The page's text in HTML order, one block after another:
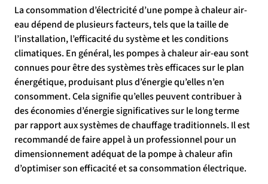
La consommation d’électricité d’une pompe à chaleur air-
eau dépend de plusieurs facteurs, tels que la taille de
l’installation, l’efficacité du système et les conditions
climatiques. En général, les pompes à chaleur air-eau sont
connues pour être des systèmes très efficaces sur le plan
énergétique, produisant plus d’énergie qu’elles n’en
consomment. Cela signifie qu’elles peuvent contribuer à
des économies d’énergie significatives sur le long terme
par rapport aux systèmes de chauffage traditionnels. Il est
recommandé de faire appel à un professionnel pour un
dimensionnement adéquat de la pompe à chaleur afin
d’optimiser son efficacité et sa consommation électrique.